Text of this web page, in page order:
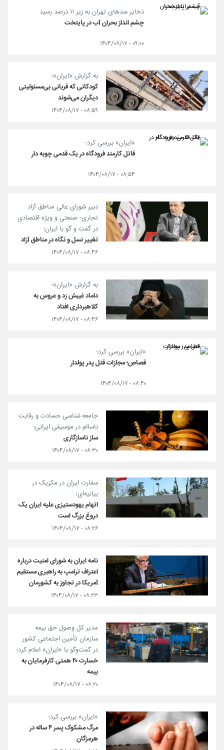
ذخایر سدهای تهران به زیر ۱۱ درصد رسید
چشم انداز بحران آب در پایتخت
۰۹:۰۰ - ۱۴۰۴/۰۸/۱۷
به گزارش «ایران»؛
کودکانی که قربانی بی‌مسئولیتی
دیگران می‌شوند
۰۸:۵۹ - ۱۴۰۴/۰۸/۱۷
«ایران» بررسی کرد؛
قاتل کارمند فرودگاه در یک قدمی چوبه دار
۰۸:۵۴ - ۱۴۰۴/۰۸/۱۷
دبیر شورای عالی مناطق آزاد
تجاری- صنعتی و ویژه اقتصادی
در گفت و گو با ایران؛
تغییر نسل و نگاه در مناطق آزاد
۰۸:۴۶ - ۱۴۰۴/۰۸/۱۷
به گزارش «ایران»؛
داماد غیبش زد و عروس به
کلاهبرداری افتاد
۰۸:۴۶ - ۱۴۰۴/۰۸/۱۷
«ایران» بررسی کرد؛
قصاص؛ مجازات قتل پدر پولدار
۰۸:۴۰ - ۱۴۰۴/۰۸/۱۷
جامعه شناسی حسادت و رقابت
ناسالم در موسیقی ایرانی؛
ساز ناسازگاری
۰۸:۳۰ - ۱۴۰۴/۰۸/۱۷
سفارت ایران در مکزیک در
بیانیه‌ای؛
اتهام یهودستیزی علیه ایران یک
دروغ بزرگ است
۰۸:۲۶ - ۱۴۰۴/۰۸/۱۷
نامه ایران به شورای امنیت درباره
اعتراف ترامپ به راهبری مستقیم
آمریکا در تجاوز به کشورمان
۰۸:۲۳ - ۱۴۰۴/۰۸/۱۷
مدیر کل وصول حق بیمه
سازمان تأمین اجتماعی کشور
در گفت‌وگو با «ایران» اعلام کرد؛
خسارت ۲۰ همتی کارفرمایان به
بیمه
۰۸:۲۰ - ۱۴۰۴/۰۸/۱۷
«ایران» بررسی کرد؛
مرگ مشکوک پسر ۴ ساله در
هرمزگان